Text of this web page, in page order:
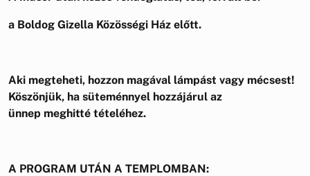
a Boldog Gizella Közösségi Ház előtt.
Aki megteheti, hozzon magával lámpást vagy mécsest!
Köszönjük, ha süteménnyel hozzájárul az
ünnep meghitté tételéhez.
A PROGRAM UTÁN A TEMPLOMBAN: